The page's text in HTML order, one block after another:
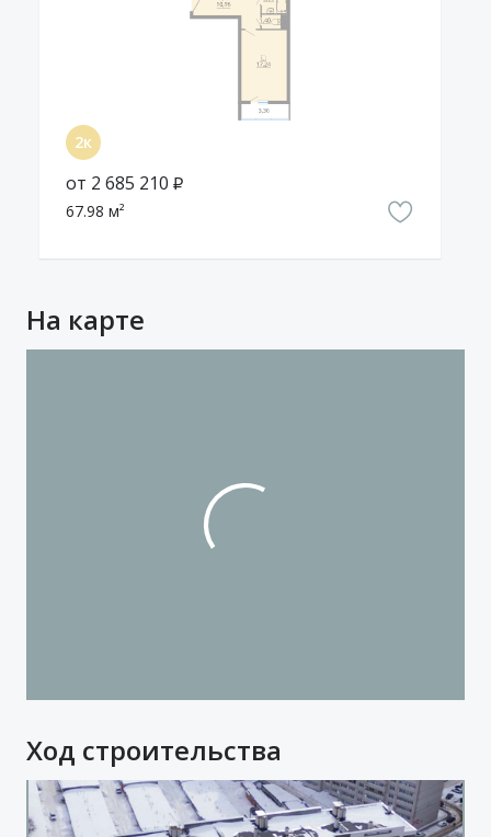
от 2 685 210 ₽
67.98 м²
На карте
Ход строительства